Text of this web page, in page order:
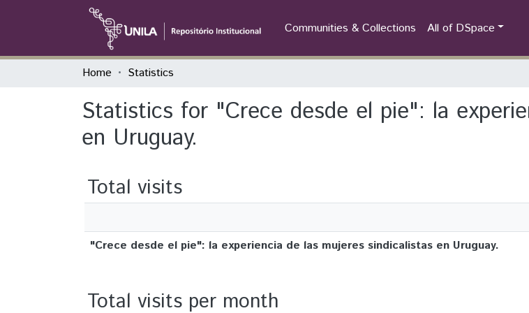
Communities & Collections All of DSpace
Home Statistics
Statistics for "Crece desde el pie": la
en Uruguay.
Total visits
"Crece desde el pie": la experiencia de las mujeres sindicalistas en Uruguay.
Total visits per month